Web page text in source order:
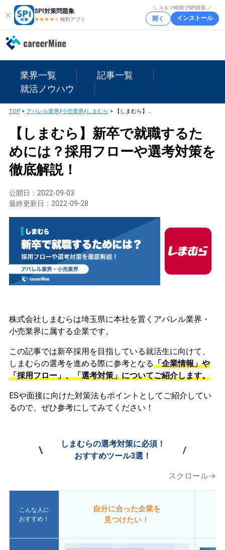
SPI対策問題集
★★★★ ★★
無料アプリ
＼ スキマ時間でSPI対策 ／
開く インストール
業界一覧
記事一覧
就活ノウハウ
TOP> アパレル業界/小売業界/しまむら > 【しまむら】新卒で就職するためには？採用フローや選考対策を徹底解説！
【しまむら】新卒で就職するた
めには？採用フローや選考対策を
徹底解説！
公開日： 2022-09-03
最終更新日： 2022-09-28
株式会社しまむらは埼玉県に本社を置くアパレル業界・
小売業界に属する企業です。
この記事では新卒採用を目指している就活生に向けて、
しまむらの選考を進める際に参考となる「企業情報」や
「採用フロー」、「選考対策」についてご紹介します。
ESや面接に向けた対策法もポイントとしてご紹介してい
るので、ぜひ参考にしてみてください！
\
しまむらの選考対策に必須！
おすすめツール3選！
/
スクロール→
こんな人に
おすすめ！
自分に合った企業を
見つけたい！